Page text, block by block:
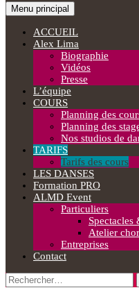
Alex Lima
Recherche
Menu principal
au
contenu
ACCUEIL
Alex Lima
Biographie
Vidéos
Presse
L’équipe
COURS
Planning des
Planning des
Nos studios de
TARIFS
Tarifs des cours
LES DANSES
Formation PRO
ALMD Event
Particuliers
Atelier
Entreprises
Contact
Rechercher :